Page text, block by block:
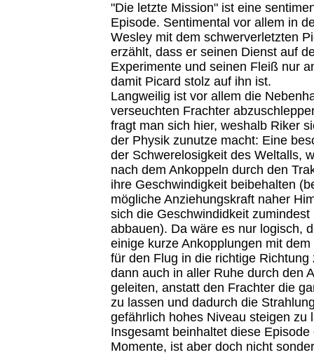
"Die letzte Mission" ist eine
Episode. Sentimental vor allem in
Wesley mit dem schwerverletzten
erzählt, dass er seinen Dienst auf
Experimente und seinen Fleiß nur
damit Picard stolz auf ihn ist.
Langweilig ist vor allem die
verseuchten Frachter
fragt man sich hier, weshalb Riker
der Physik zunutze macht: Eine
der Schwerelosigkeit des Weltalls,
nach dem Ankoppeln durch den
ihre Geschwindigkeit beibehalten
mögliche Anziehungskraft naher
sich die Geschwindidkeit zumindest
abbauen). Da wäre es nur logisch,
einige kurze Ankopplungen mit
für den Flug in die richtige Richtung
dann auch in aller Ruhe durch den
geleiten, anstatt den Frachter die
zu lassen und dadurch die
gefährlich hohes Niveau steigen zu
Insgesamt beinhaltet diese
Momente, ist aber doch nicht